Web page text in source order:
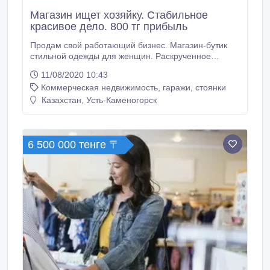
Магазин ищет хозяйку. Стабильное
красивое дело. 800 тг прибыль
Продам свой работающий бизнес. Магазин-бутик
стильной одежды для женщин. Раскрученное
ставшими родными клиентами. Которые одеваются
у нас круглый год и передают по сарафанному
радио своим друзьям. Наработали качественных
11/08/2020 10:43
Коммерческая недвижимость, гаражи, стоянки
Казахстан, Усть-Каменогорск
6 500 000 тенге 〒